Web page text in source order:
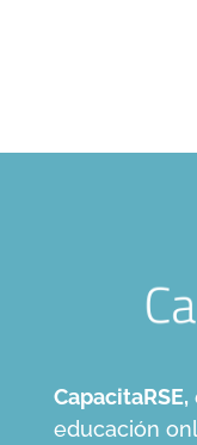
CapacitaRSE,
educación